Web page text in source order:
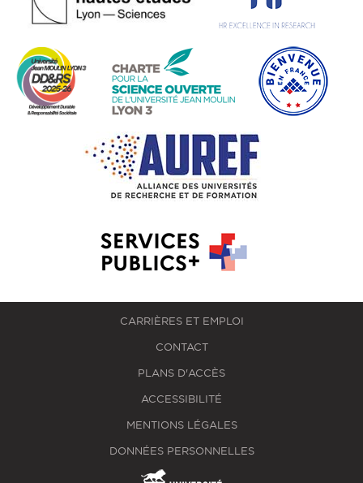
CARRIÈRES ET EMPLOI
CONTACT
PLANS D'ACCÈS
ACCESSIBILITÉ
MENTIONS LÉGALES
DONNÉES PERSONNELLES